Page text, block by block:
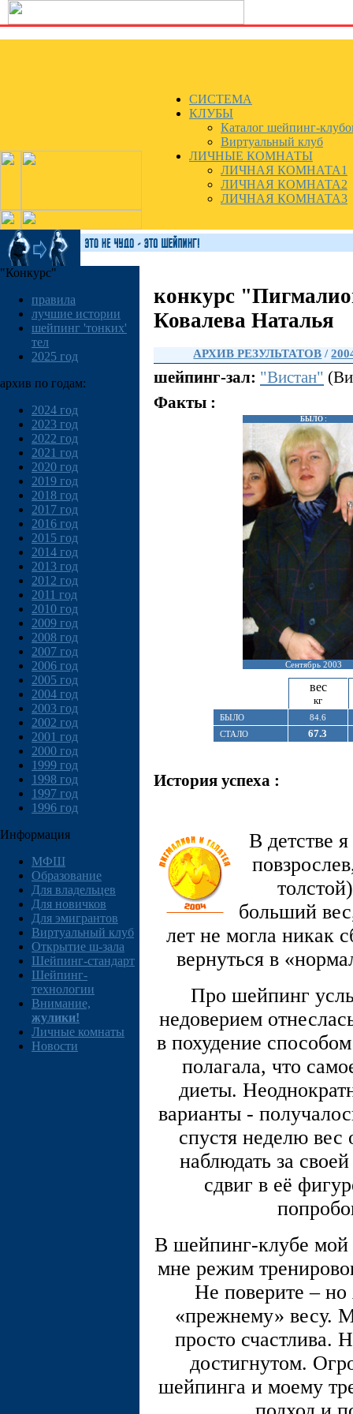
СИСТЕМА
КЛУБЫ
Каталог шейпинг-
Виртуальный клуб
ЛИЧНЫЕ КОМНАТЫ
ЛИЧНАЯ КОМНАТА1
ЛИЧНАЯ КОМНАТА2
ЛИЧНАЯ КОМНАТА3
"Конкурс"
правила
лучшие истории
шейпинг 'тонких'
тел
2025 год
архив по годам:
2024 год
2023 год
2022 год
2021 год
2020 год
2019 год
2018 год
2017 год
2016 год
2015 год
2014 год
2013 год
2012 год
2011 год
2010 год
2009 год
2008 год
2007 год
2006 год
2005 год
2004 год
2003 год
2002 год
2001 год
2000 год
1999 год
1998 год
1997 год
1996 год
Информация
МФШ
Образование
Для владельцев
Для новичков
Для эмигрантов
Виртуальный клуб
Открытие ш-зала
Шейпинг-стандарт
Шейпинг-
технологии
Внимание,
жулики!
Личные комнаты
Новости
конкурс
Ковалева Наталья
АРХИВ РЕЗУЛЬТАТОВ /
шейпинг-зал: "Вистан"
Факты :
БЫЛО :
Сентябрь 2003
вес
кг
БЫЛО
84.6
СТАЛО
67.3
История успеха :
В детстве
больший
лет не могла никак
вернуться в
Про шейпинг
недоверием
в похудение
полагала, что
диеты.
варианты -
спустя неделю вес
наблюдать за
сдвиг в её
В шейпинг-клубе мой
мне режим
Не поверите – но
«прежнему» весу.
просто счастлива.
достигнутом.
шейпинга и моему